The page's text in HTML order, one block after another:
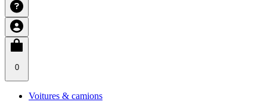
0
Voitures & camions